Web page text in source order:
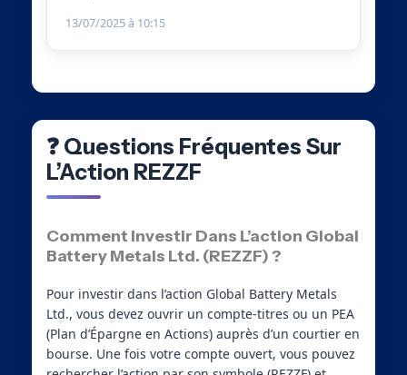
13/07/2025 à 10:15
❓ Questions Fréquentes Sur
L’Action REZZF
Comment Investir Dans L’action Global
Battery Metals Ltd. (REZZF) ?
Pour investir dans l’action Global Battery Metals
Ltd., vous devez ouvrir un compte-titres ou un PEA
(Plan d’Épargne en Actions) auprès d’un courtier en
bourse. Une fois votre compte ouvert, vous pouvez